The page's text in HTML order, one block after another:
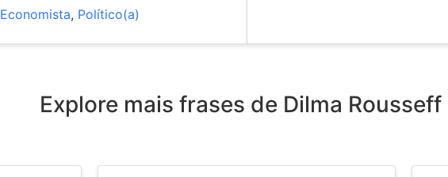
Economista, Político(a)
Explore mais frases de Dilma Rousseff